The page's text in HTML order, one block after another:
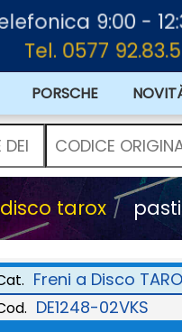
9:00 -
Tel. 0577
PORSCHE
tarox
Freni a Disco
DE1248-02VKS